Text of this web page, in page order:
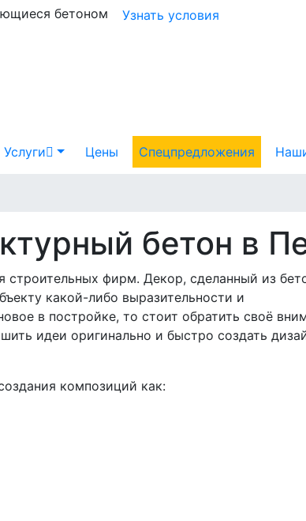
бетоном
Узнать условия
Услуги Цены Спецпредложения
бетон в
строительных фирм. Декор, сделанный из
какой-либо выразительности и
в постройке, то стоит обратить своё
идеи оригинально и быстро создать
композиций как: